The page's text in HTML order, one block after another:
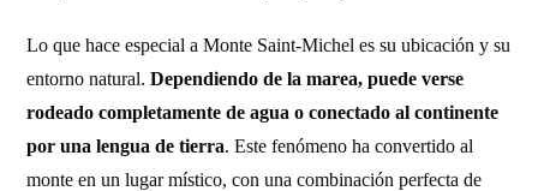
Lo que hace especial a Monte Saint-Michel es su ubicación y su
entorno natural.Dependiendo de la marea, puede verse
rodeado completamente de agua o conectado al continente
por una lengua de tierra. Este fenómeno ha convertido al
monte en un lugar místico, con una combinación perfecta de